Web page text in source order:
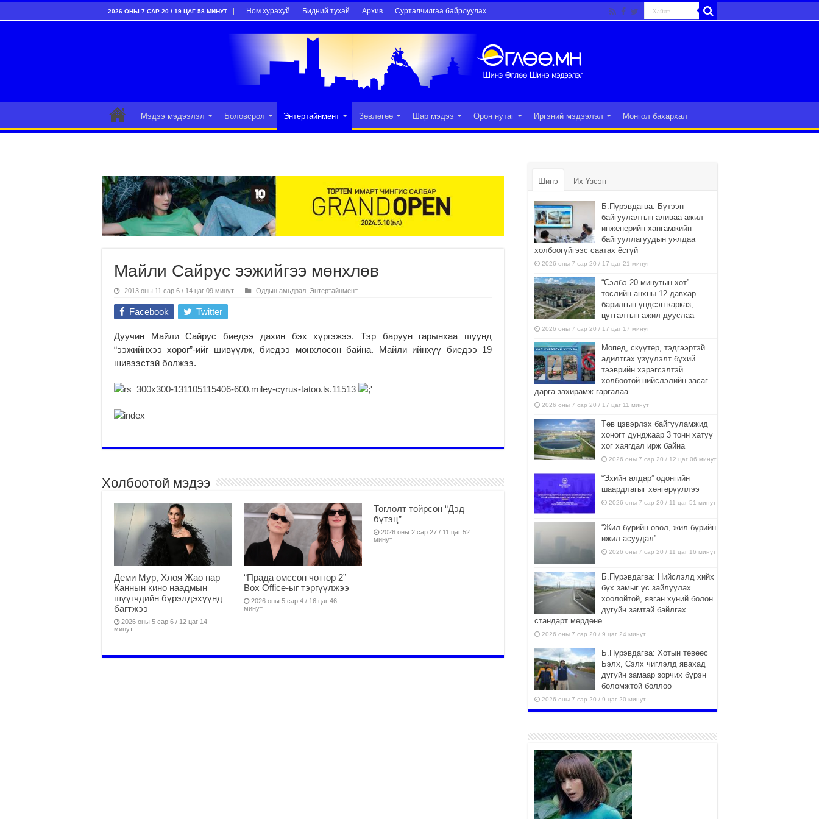
2026 ОНЫ 7 САР 20 / 19 ЦАГ 58 МИНУТ Ном хурахуй Бидний тухай Архив Сурталчилгаа байрлуулах
Мэдээ мэдээлэл Боловсрол Энтертайнмент Зөвлөгөө Шар мэдээ Орон нутаг Иргэний мэдээлэл Монгол бахархал
Майли Сайрус ээжийгээ мөнхлөв
2013 оны 11 сар 6 / 14 цаг 09 минут Оддын амьдрал Энтертайнмент
Facebook Twitter
Дуучин Майли Сайрус биедээ дахин бэх хүргэжээ. Тэр баруун гарынхаа шуунд
“ээжийнхээ хөрөг”-ийг шивүүлж, биедээ мөнхлөсөн байна. Майли ийнхүү биедээ 19
шивээстэй болжээ.
Холбоотой мэдээ
Деми Мур, Хлоя Жао нар
Каннын кино наадмын
шүүгчдийн бүрэлдэхүүнд
багтжээ
2026 оны 5 сар 6 / 12 цаг 14
минут
“Прада өмссөн чөтгөр 2”
Box Office-ыг тэргүүлжээ
2026 оны 5 сар 4 / 16 цаг 46
минут
Тоглолт тойрсон “Дэд
бүтэц”
2026 оны 2 сар 27 / 11 цаг 52
минут
Шинэ Их Үзсэн
Б.Пүрэвдагва: Бүтээн
байгуулалтын аливаа ажил
инженерийн хангамжийн
байгууллагуудын уялдаа
холбоогүйгээс саатах ёсгүй
2026 оны 7 сар 20 / 17 цаг 21 минут
“Сэлбэ 20 минутын хот”
төслийн анхны 12 давхар
барилгын үндсэн карказ,
цутгалтын ажил дууслаа
2026 оны 7 сар 20 / 17 цаг 17 минут
Мопед, скүүтер, тэдгээртэй
адилтгах үзүүлэлт бүхий
тээврийн хэрэгсэлтэй
холбоотой нийслэлийн засаг
дарга захирамж гаргалаа
2026 оны 7 сар 20 / 17 цаг 11 минут
Төв цэвэрлэх байгууламжид
хоногт дунджаар 3 тонн хатуу
хог хаягдал ирж байна
2026 оны 7 сар 20 / 12 цаг 06 минут
“Эхийн алдар” одонгийн
шаардлагыг хөнгөрүүллээ
2026 оны 7 сар 20 / 11 цаг 51 минут
“Жил бүрийн өвөл, жил бүрийн
ижил асуудал”
2026 оны 7 сар 20 / 11 цаг 16 минут
Б.Пүрэвдагва: Нийслэлд хийх
бүх замыг ус зайлуулах
хоолойтой, явган хүний болон
дугуйн замтай байлгах
стандарт мөрдөнө
2026 оны 7 сар 20 / 9 цаг 24 минут
Б.Пүрэвдагва: Хотын төвөөс
Бэлх, Сэлх чиглэлд явахад
дугуйн замаар зорчих бүрэн
боломжтой боллоо
2026 оны 7 сар 20 / 9 цаг 20 минут
шугам хоолойн ажил 80
хувьтай үргэлжилж байна
2026 оны 7 сар 20 / 9 цаг 14 минут
Усархаг аадар бороо орж
байгаа тул аюулгүй байдлаа
хангаж, үер усны аюулаас
сэрэмжлэхийг нийслэлийн